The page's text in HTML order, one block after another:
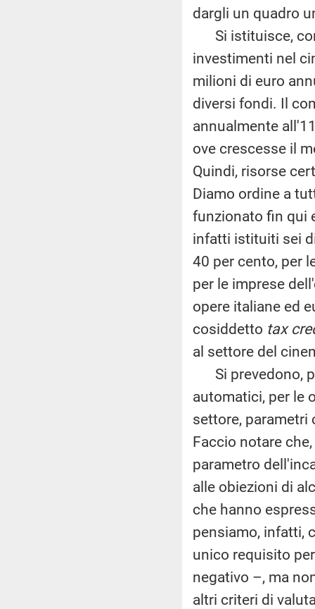
dargli un quadro
Si istituisce,
investimenti nel
milioni di euro
diversi fondi. Il
annualmente
ove crescesse il
Quindi, risorse
Diamo ordine a
funzionato fin qui
infatti istituiti sei
40 per cento, per
per le imprese
opere italiane ed
cosiddetto tax
al settore del
Si prevedono,
automatici, per le
settore, parametri
Faccio notare
parametro
alle obiezioni di
che hanno
pensiamo, infatti,
unico requisito
negativo –, ma
altri criteri di